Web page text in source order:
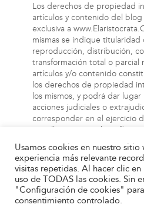
Los derechos de propiedad
artículos y contenido del
exclusiva a
mismas se indique titularidad
reproducción, distribución,
transformación total o parcial
artículos y/o contenido
los derechos de propiedad
los mismos, y podrá dar
acciones judiciales o
corresponder en el ejercicio
aquellas personas bien
o perjudiquen los referidos
información a la cual el
través de este blog, puede
derechos de propiedad
otra índole. El propietario de
responsable en ningún caso
Usamos cookies en nuestro
experiencia más relevante
visitas repetidas. Al hacer clic
uso de TODAS las cookies. Sin
"Configuración de cookies"
consentimiento controlado.